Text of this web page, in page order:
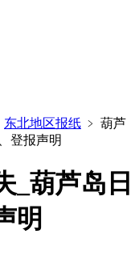
东北地区报纸 ﹥ 葫芦
登报声明
_葫芦岛日
明